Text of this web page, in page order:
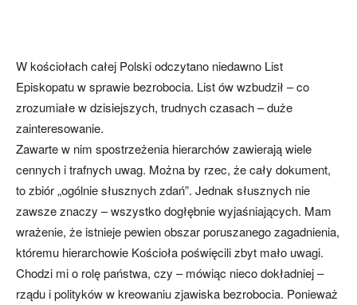
W kościołach całej Polski odczytano niedawno List
Episkopatu w sprawie bezrobocia. List ów wzbudził – co
zrozumiałe w dzisiejszych, trudnych czasach – duże
zainteresowanie.
Zawarte w nim spostrzeżenia hierarchów zawierają wiele
cennych i trafnych uwag. Można by rzec, że cały dokument,
to zbiór „ogólnie słusznych zdań”. Jednak słusznych nie
zawsze znaczy – wszystko dogłębnie wyjaśniających. Mam
wrażenie, że istnieje pewien obszar poruszanego zagadnienia,
któremu hierarchowie Kościoła poświęcili zbyt mało uwagi.
Chodzi mi o rolę państwa, czy – mówiąc nieco dokładniej –
rządu i polityków w kreowaniu zjawiska bezrobocia. Ponieważ